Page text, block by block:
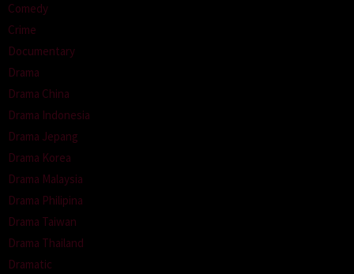
Comedy
Crime
Documentary
Drama
Drama China
Drama Indonesia
Drama Jepang
Drama Korea
Drama Malaysia
Drama Philipina
Drama Taiwan
Drama Thailand
Dramatic